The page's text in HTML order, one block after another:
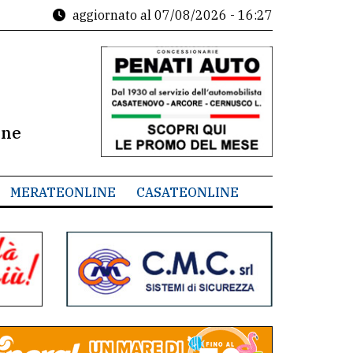
aggiornato al 07/08/2026 - 16:27
MERATEONLINE CASATEONLINE